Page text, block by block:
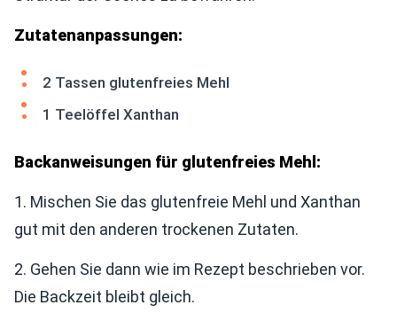
Zutatenanpassungen:
2 Tassen glutenfreies Mehl
1 Teelöffel Xanthan
Backanweisungen für glutenfreies Mehl:
1. Mischen Sie das glutenfreie Mehl und Xanthan
gut mit den anderen trockenen Zutaten.
2. Gehen Sie dann wie im Rezept beschrieben vor.
Die Backzeit bleibt gleich.